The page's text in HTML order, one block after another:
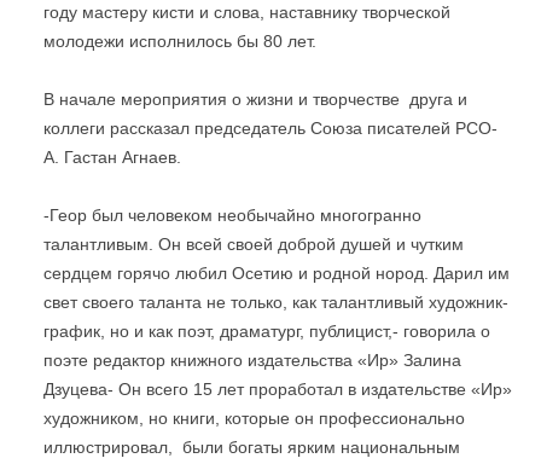
году мастеру кисти и слова, наставнику творческой
молодежи исполнилось бы 80 лет.
В начале мероприятия о жизни и творчестве друга и
коллеги рассказал председатель Союза писателей РСО-
А. Гастан Агнаев.
-Геор был человеком необычайно многогранно
талантливым. Он всей своей доброй душей и чутким
сердцем горячо любил Осетию и родной нород. Дарил им
свет своего таланта не только, как талантливый художник-
график, но и как поэт, драматург, публицист,- говорила о
поэте редактор книжного издательства «Ир» Залина
Дзуцева- Он всего 15 лет проработал в издательстве «Ир»
художником, но книги, которые он профессионально
иллюстрировал, были богаты ярким национальным